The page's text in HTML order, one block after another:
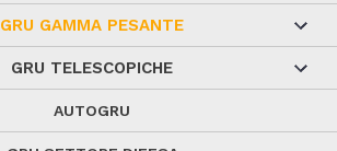
GRU GAMMA PESANTE
GRU TELESCOPICHE
AUTOGRU